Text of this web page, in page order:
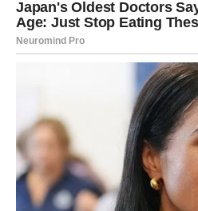
djeca koja traže uzdržavanje.
izuzetnu poslušnost i ponosno
Kako su ljetni praznici počeli, a
vrijeme nema, pjevač je odlučio
Ovdje mogu uživati ​​u aktivnostima
sunčanje i bavljenje vodenim